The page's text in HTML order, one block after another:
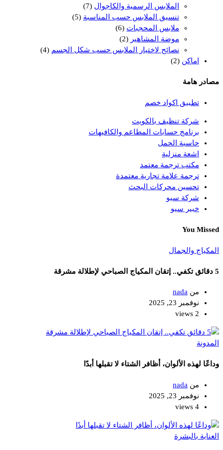
الملابس الرسمية والكاجوال (7)
تنسيق الملابس حسب المناسبة (5)
ملابس المحجبات (6)
موضة المشاهير (2)
نصائح لاختيار الملابس حسب شكل الجسم (4)
اماكن (2)
مصادر هامة
تطبيق اكواد خصم
شركة تنظيف بالكويت
برنامج حسابات المطاعم والكافيهات
حاسبة الحمل
اشعة منزلية
مكتب ترجمة معتمد
ترجمة علامة تجارية معتمدة
تحسين محركات البحث
شركة سيو
خبير سيو
You Missed
المكياج والجمال
5 دقائق تكفي.. إتقان المكياج الصباحي لإطلالة مشرقة
من nada
نوفمبر 23, 2025
2 views
المدونة
وداعًا لهذه الألوان، أظافر الشتاء لا تقبلها أبدًا
من nada
نوفمبر 23, 2025
4 views
العناية بالبشرة